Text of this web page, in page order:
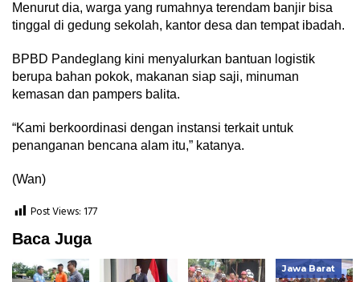
Menurut dia, warga yang rumahnya terendam banjir bisa
tinggal di gedung sekolah, kantor desa dan tempat ibadah.
BPBD Pandeglang kini menyalurkan bantuan logistik
berupa bahan pokok, makanan siap saji, minuman
kemasan dan pampers balita.
“Kami berkoordinasi dengan instansi terkait untuk
penanganan bencana alam itu,” katanya.
(Wan)
Post Views: 177
Baca Juga
Jawa Barat